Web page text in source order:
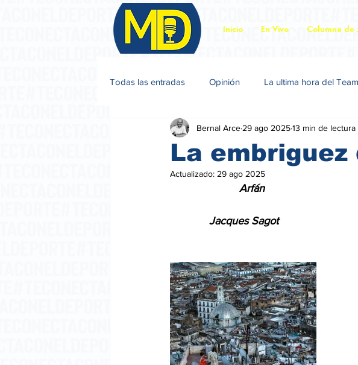
Inicio En Vivo Columna de
Todas las entradas Opinión La ultima hora del Team
Jacques Sagot
La
Bernal Arce 29 ago 202513 min de lectura
Actualizado: 29 ago 2025
                       Arfán
             Jacques Sagot